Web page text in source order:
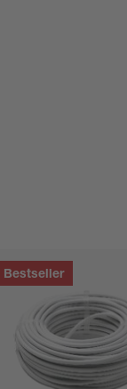
Bestseller